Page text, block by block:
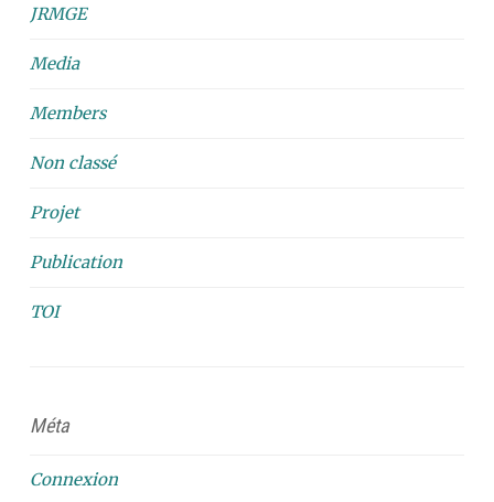
JRMGE
Media
Members
Non classé
Projet
Publication
TOI
Méta
Connexion